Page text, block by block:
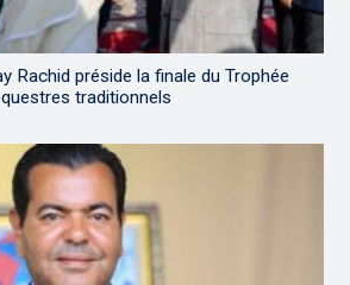
Rachid préside la finale du Trophée
traditionnels